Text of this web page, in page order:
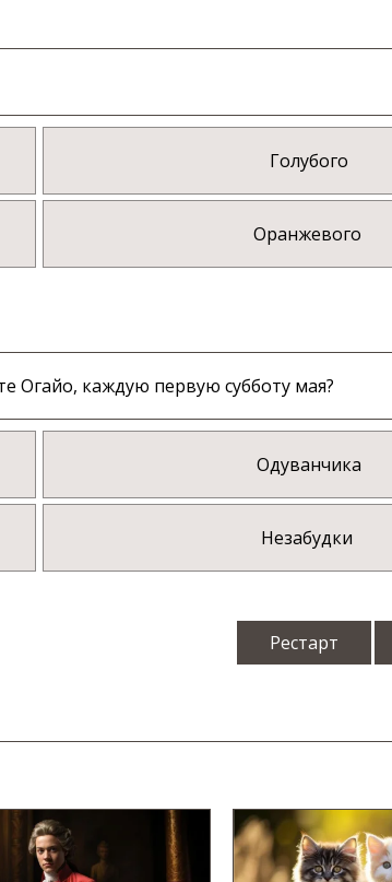
Голубого
Оранжевого
Огайо, каждую первую субботу мая?
Одуванчика
Незабудки
Рестарт